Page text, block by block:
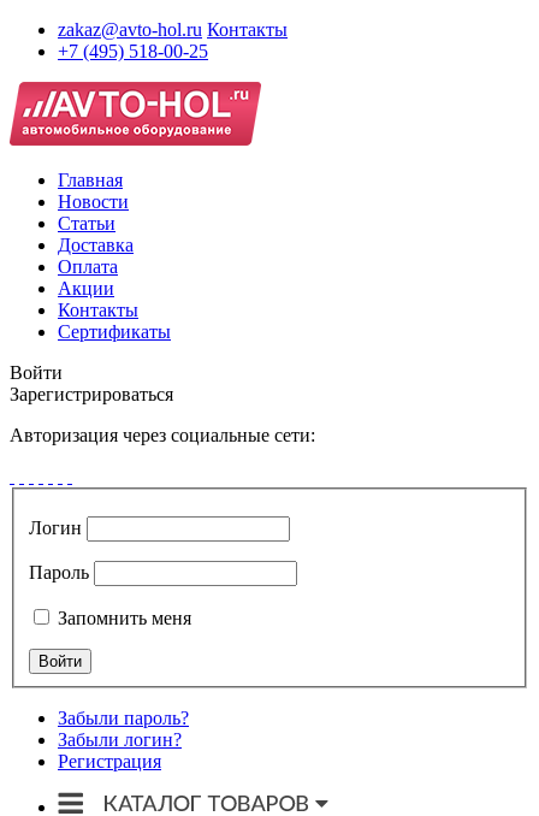
zakaz@avto-hol.ru Контакты
+7 (495) 518-00-25
Главная
Новости
Статьи
Доставка
Оплата
Акции
Контакты
Сертификаты
Войти
Зарегистрироваться
Авторизация через социальные сети:
Логин
Пароль
Запомнить меня
Забыли пароль?
Забыли логин?
Регистрация